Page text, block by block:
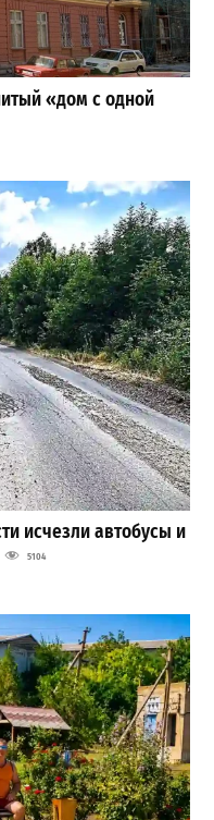
«дом с одной
исчезли автобусы и
5104